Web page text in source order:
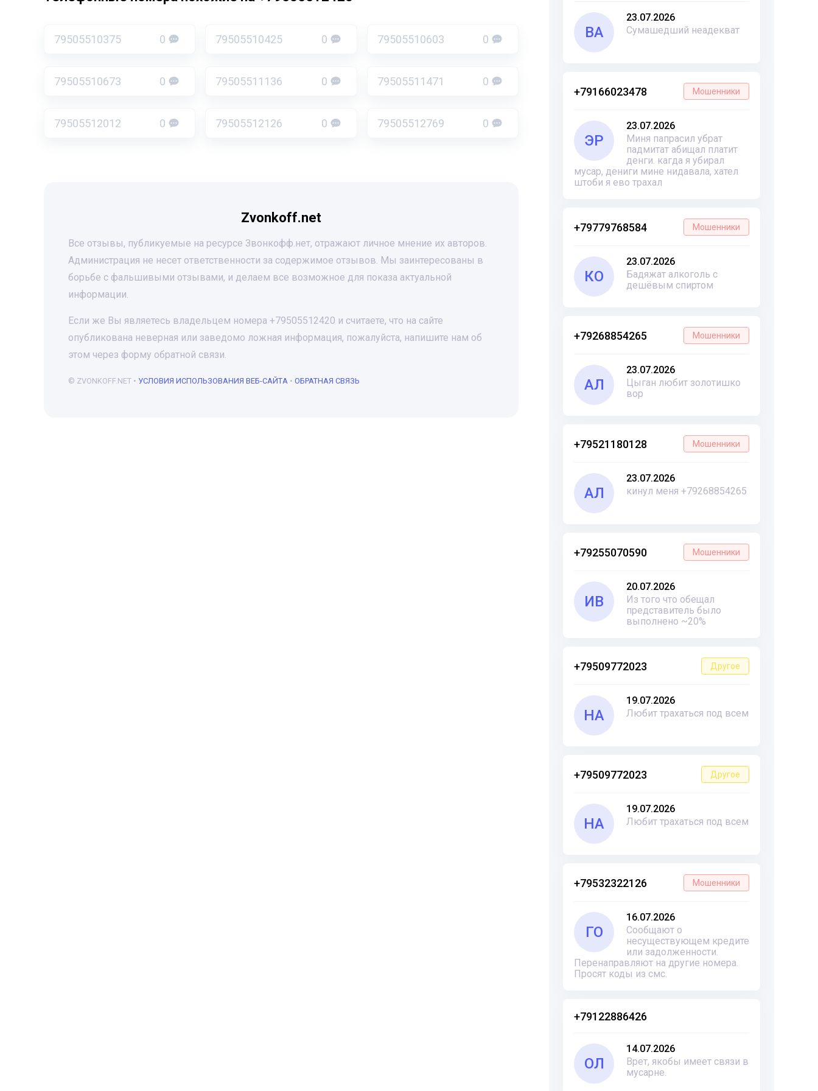
ВА
23.07.2026
Сумашедший неадекват
+79166023478 Мошенники
ЭР
23.07.2026
Миня папрасил убрат
падмитат абищал платит
денги. кагда я убирал
мусар, дениги мине нидавала, хател
штоби я ево трахал
+79779768584 Мошенники
КО
23.07.2026
Бадяжат алкоголь с
дешёвым спиртом
+79268854265 Мошенники
АЛ
23.07.2026
Цыган любит золотишко
вор
+79521180128 Мошенники
АЛ
23.07.2026
кинул меня +79268854265
+79255070590 Мошенники
ИВ
20.07.2026
Из того что обещал
представитель было
выполнено ~20%
+79509772023 Другое
НА
19.07.2026
Любит трахаться под всем
+79509772023 Другое
НА
19.07.2026
Любит трахаться под всем
+79532322126 Мошенники
ГО
16.07.2026
Сообщают о
несуществующем кредите
или задолженности.
Перенаправляют на другие номера.
Просят коды из смс.
+79122886426
ОЛ
14.07.2026
Врет, якобы имеет связи в
мусарне.
79505510375 0 79505510425 0 79505510603 0
79505510673 0 79505511136 0 79505511471 0
79505512012 0 79505512126 0 79505512769 0
Zvonkoff.net
Все отзывы, публикуемые на ресурсе Звонкофф.нет, отражают личное мнение их авторов.
Администрация не несет ответственности за содержимое отзывов. Мы заинтересованы в
борьбе с фальшивыми отзывами, и делаем все возможное для показа актуальной
информации.
Если же Вы являетесь владельцем номера +79505512420 и считаете, что на сайте
опубликована неверная или заведомо ложная информация, пожалуйста, напишите нам об
этом через форму обратной связи.
© ZVONKOFF.NET • УСЛОВИЯ ИСПОЛЬЗОВАНИЯ ВЕБ-САЙТА • ОБРАТНАЯ СВЯЗЬ